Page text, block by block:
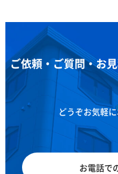
ご依頼・ご質問・お
どうぞお気軽
お電話で